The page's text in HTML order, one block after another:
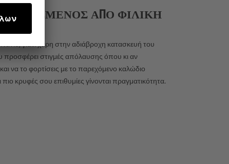
ΑΠΌ ΦΙΛΙΚΉ
γιατί χάρη στην αδιάβροχη κατασκευή του
προσφέρει στιγμές απόλαυσης όπου κι αν
να το φορτίσεις με το παρεχόμενο καλώδιο
κρυφές σου επιθυμίες γίνονται πραγματικότητα.